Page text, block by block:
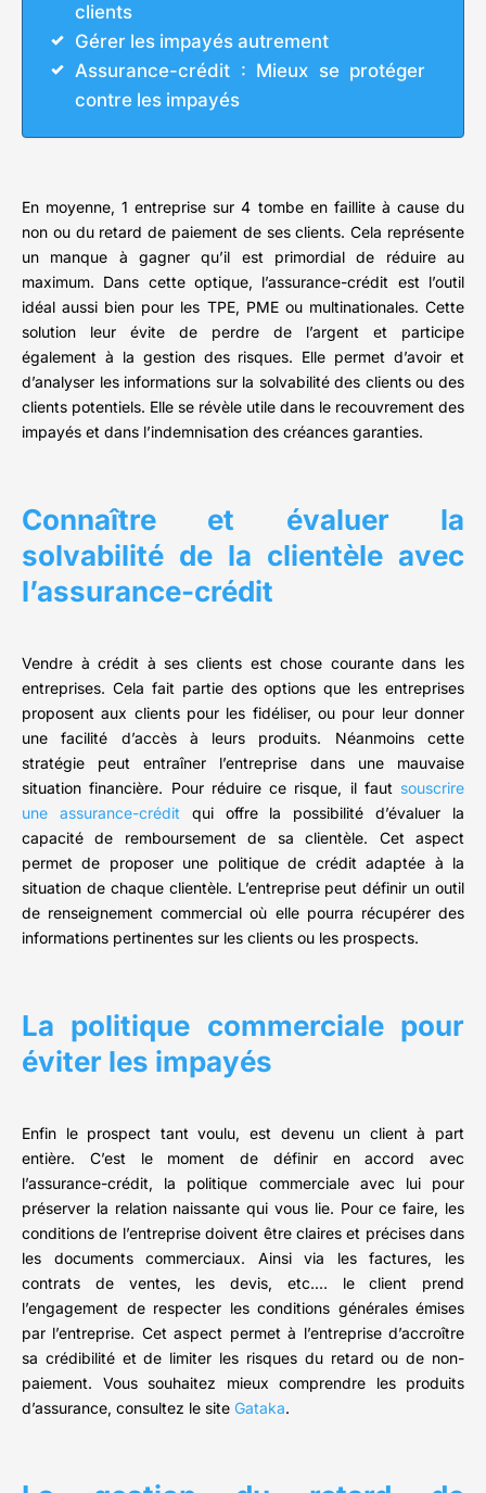
clients
Gérer les impayés autrement
Assurance-crédit : Mieux se protéger
contre les impayés
En moyenne, 1 entreprise sur 4 tombe en faillite à cause du
non ou du retard de paiement de ses clients. Cela représente
un manque à gagner qu’il est primordial de réduire au
maximum. Dans cette optique, l’assurance-crédit est l’outil
idéal aussi bien pour les TPE, PME ou multinationales. Cette
solution leur évite de perdre de l’argent et participe
également à la gestion des risques. Elle permet d’avoir et
d’analyser les informations sur la solvabilité des clients ou des
clients potentiels. Elle se révèle utile dans le recouvrement des
impayés et dans l’indemnisation des créances garanties.
Connaître et évaluer la
solvabilité de la clientèle avec
l’assurance-crédit
Vendre à crédit à ses clients est chose courante dans les
entreprises. Cela fait partie des options que les entreprises
proposent aux clients pour les fidéliser, ou pour leur donner
une facilité d’accès à leurs produits. Néanmoins cette
stratégie peut entraîner l’entreprise dans une mauvaise
situation financière. Pour réduire ce risque, il faut souscrire
une assurance-créditqui offre la possibilité d’évaluer la
capacité de remboursement de sa clientèle. Cet aspect
permet de proposer une politique de crédit adaptée à la
situation de chaque clientèle. L’entreprise peut définir un outil
de renseignement commercial où elle pourra récupérer des
informations pertinentes sur les clients ou les prospects.
La politique commerciale pour
éviter les impayés
Enfin le prospect tant voulu, est devenu un client à part
entière. C’est le moment de définir en accord avec
l’assurance-crédit, la politique commerciale avec lui pour
préserver la relation naissante qui vous lie. Pour ce faire, les
conditions de l’entreprise doivent être claires et précises dans
les documents commerciaux. Ainsi via les factures, les
contrats de ventes, les devis, etc.… le client prend
l’engagement de respecter les conditions générales émises
par l’entreprise. Cet aspect permet à l’entreprise d’accroître
sa crédibilité et de limiter les risques du retard ou de non-
paiement. Vous souhaitez mieux comprendre les produits
d’assurance, consultez le site Gataka.